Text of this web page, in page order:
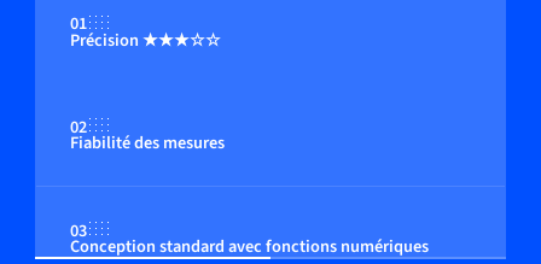
01
Précision ★★★☆☆
02
Fiabilité des mesures
03
Conception standard avec fonctions numériques